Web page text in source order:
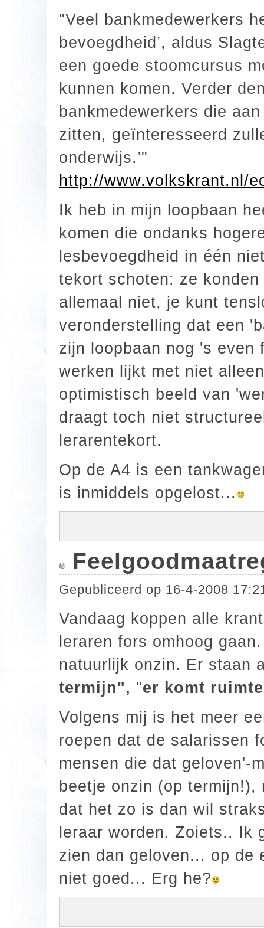
"Veel bankmedewerkers
bevoegdheid’, aldus
een goede stoomcursus
kunnen komen. Verder
bankmedewerkers die
zitten, geïnteresseerd
onderwijs.’"
http://www.volkskrant.nl/
Ik heb in mijn loopbaan
komen die ondanks
lesbevoegdheid in één
tekort schoten: ze
allemaal niet, je kunt
veronderstelling dat een
zijn loopbaan nog 's
werken lijkt met niet
optimistisch beeld van
draagt toch niet
lerarentekort.
Op de A4 is een
is inmiddels opgelost...
Gepubliceerd op 16-4-2008
Vandaag koppen alle
leraren fors omhoog
natuurlijk onzin. Er staan
termijn", "er komt ruimte
Volgens mij is het meer
roepen dat de salarissen
mensen die dat geloven'-
beetje onzin (op
dat het zo is dan wil
leraar worden. Zoiets.. Ik
zien dan geloven... op de
niet goed... Erg he?